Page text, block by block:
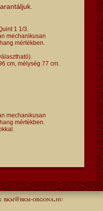
1 1/3.
mechanikusan
mértékben.
cm, mélység 77 cm.
mechanikusan
mértékben.